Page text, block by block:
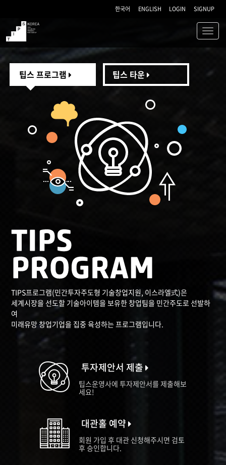
한국어 ENGLISH LOGIN SIGNUP
TIPS
팁스 프로그램 팁스 타운
TIPS프로그램(민간투자주도형 기술창업지원, 이스라엘式)은
세계시장을 선도할 기술아이템을 보유한 창업팀을 민간주도로 선발하
여
미래유망 창업기업을 집중 육성하는 프로그램입니다.
투자제안서 제출
팁스운영사에 투자제안서를 제출해보
세요!
대관홀 예약
회원 가입 후 대관 신청해주시면 검토
후 승인합니다.